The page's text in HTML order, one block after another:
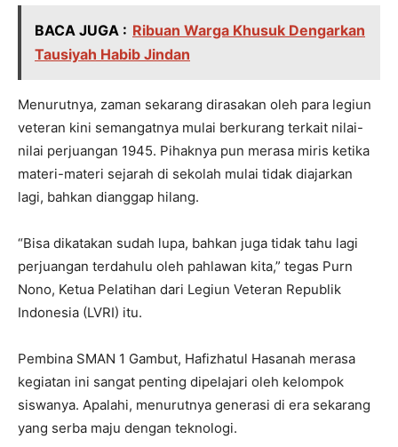
BACA JUGA : Ribuan Warga Khusuk Dengarkan
Tausiyah Habib Jindan
Menurutnya, zaman sekarang dirasakan oleh para legiun
veteran kini semangatnya mulai berkurang terkait nilai-
nilai perjuangan 1945. Pihaknya pun merasa miris ketika
materi-materi sejarah di sekolah mulai tidak diajarkan
lagi, bahkan dianggap hilang.
“Bisa dikatakan sudah lupa, bahkan juga tidak tahu lagi
perjuangan terdahulu oleh pahlawan kita,” tegas Purn
Nono, Ketua Pelatihan dari Legiun Veteran Republik
Indonesia (LVRI) itu.
Pembina SMAN 1 Gambut, Hafizhatul Hasanah merasa
kegiatan ini sangat penting dipelajari oleh kelompok
siswanya. Apalahi, menurutnya generasi di era sekarang
yang serba maju dengan teknologi.